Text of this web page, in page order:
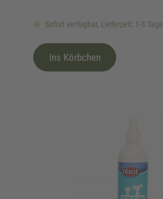
Sofort verfügbar, Lieferzeit: 1-3 Tage
Ins Körbchen